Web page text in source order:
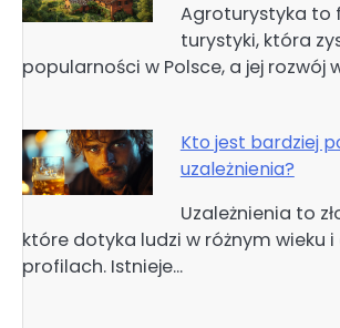
Agroturystyka to
turystyki, która
popularności w Polsce, a jej rozwój
Kto jest bardziej
uzależnienia?
Uzależnienia to
które dotyka ludzi w różnym wieku i
profilach. Istnieje…